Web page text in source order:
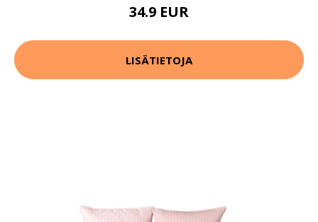
34.9 EUR
LISÄTIETOJA